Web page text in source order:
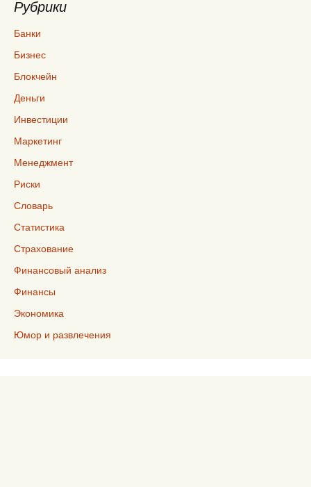
Рубрики
Банки
Бизнес
Блокчейн
Деньги
Инвестиции
Маркетинг
Менеджмент
Риски
Словарь
Статистика
Страхование
Финансовый анализ
Финансы
Экономика
Юмор и развлечения